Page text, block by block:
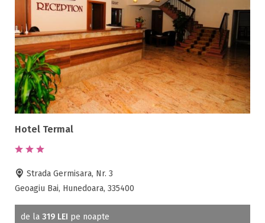
Hotel Termal
Strada Germisara, Nr. 3
Geoagiu Bai, Hunedoara, 335400
de la 319 LEI pe noapte